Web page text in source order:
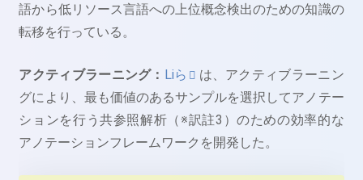
語から低リソース言語への上位概念検出のための知識の
転移を行っている。
アクティブラーニング： Liら
は、アクティブラーニン
グにより、最も価値のあるサンプルを選択してアノテー
ションを行う共参照解析（※訳註3）のための効率的な
アノテーションフレームワークを開発した。